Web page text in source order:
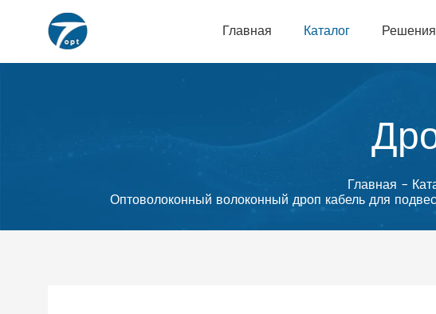
Главная Каталог Решения
Главная -
Оптоволоконный волоконный дроп кабель для